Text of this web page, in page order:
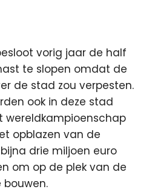
vorig jaar de half
te slopen omdat de
de stad zou verpesten.
ook in deze stad
wereldkampioenschap
opblazen van de
drie miljoen euro
om op de plek van de